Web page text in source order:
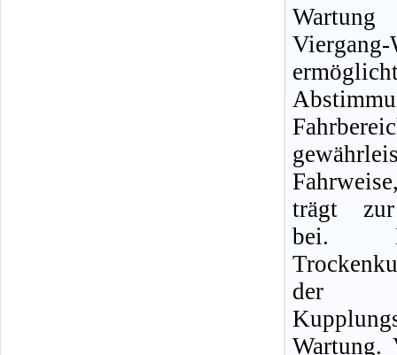
Viergang-
trägt zur
bei.
der
Wartung.